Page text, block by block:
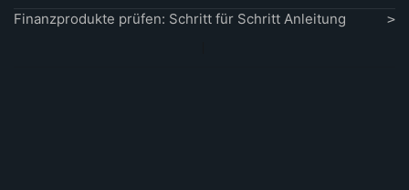
Finanzprodukte prüfen: Schritt für Schritt Anleitung